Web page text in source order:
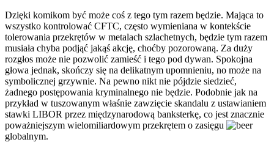
Dzięki komikom być może coś z tego tym razem będzie. Mająca to
wszystko kontrolować CFTC, często wymieniana w kontekście
tolerowania przekrętów w metalach szlachetnych, będzie tym razem
musiała chyba podjąć jakąś akcję, choćby pozorowaną. Za duży
rozgłos może nie pozwolić zamieść i tego pod dywan. Spokojna
głowa jednak, skończy się na delikatnym upomnieniu, no może na
symbolicznej grzywnie. Na pewno nikt nie pójdzie siedzieć,
żadnego postępowania kryminalnego nie będzie. Podobnie jak na
przykład w tuszowanym właśnie zawzięcie skandalu z ustawianiem
stawki LIBOR przez międzynarodową banksterkę, co jest znacznie
poważniejszym wielomiliardowym przekrętem o zasięgu
globalnym.